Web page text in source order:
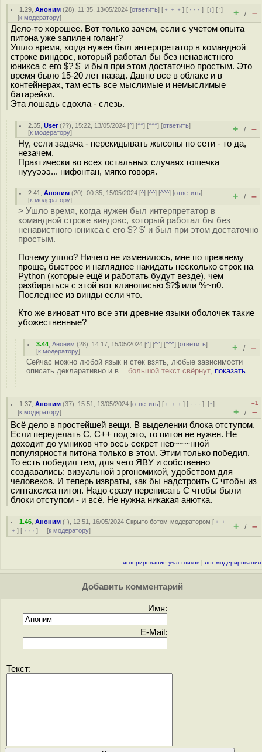
1.29 ,Аноним (28), 11:35, 13/05/2024 [ответить] [ ﹢﹢﹢] [ · · ·][↓] [↑]
[к модератору] + / –
Дело-то хорошее. Вот только зачем, если с учетом опыта
питона уже запилен голанг?
Ушло время, когда нужен был интерпретатор в командной
строке виндовс, который работал бы без ненавистного
юникса с его $? $' и был при этом достаточно простым. Это
время было 15-20 лет назад. Давно все в облаке и в
контейнерах, там есть все мыслимые и немыслимые
батарейки.
Эта лошадь сдохла - слезь.
2.35 ,User(??), 15:22, 13/05/2024 [^] [^^] [^^^] [ответить]
[к модератору] + / –
Ну, если задача - перекидывать жысоны по сети - то да,
незачем.
Практически во всех остальных случаях гошечка
нуууэээ... нифонтан, мягко говоря.
2.41 ,Аноним (20), 00:35, 15/05/2024 [^] [^^] [^^^] [ответить]
[к модератору] + / –
> Ушло время, когда нужен был интерпретатор в
командной строке виндовс, который работал бы без
ненавистного юникса с его $? $' и был при этом достаточно
простым.
Почему ушло? Ничего не изменилось, мне по прежнему
проще, быстрее и нагляднее накидать несколько строк на
Python (которые ещё и работать будут везде), чем
разбираться с этой вот клинописью $?$ или %~n0.
Последнее из винды если что.
Кто же виноват что все эти древние языки оболочек такие
убожественные?
3.44 ,Аноним (28), 14:17, 15/05/2024 [^] [^^] [^^^] [ответить]
[к модератору] + / –
Сейчас можно любой язык и стек взять, любые зависимости
описать декларативно и в... большой текст свёрнут, показать
1.37 ,Аноним (37), 15:51, 13/05/2024 [ответить] [ ﹢﹢﹢] [ · · ·][↑]
[к модератору]
–1
+ / –
Всё дело в простейшей вещи. В выделении блока отступом.
Если переделать С, С++ под это, то питон не нужен. Не
доходит до умников что весь секрет нев~~~нной
популярности питона только в этом. Этим только победил.
То есть победил тем, для чего ЯВУ и собственно
создавались: визуальной эргономикой, удобством для
человеков. И теперь извраты, как бы надстроить С чтобы из
синтаксиса питон. Надо сразу переписать С чтобы были
блоки отступом - и всё. Не нужна никакая анютка.
1.46 ,Аноним (-), 12:51, 16/05/2024Скрыто ботом-модератором [ ﹢﹢
﹢ ] [ · · · ] [к модератору] + / –
игнорирование участников | лог модерирования
Добавить комментарий
Имя:
E-Mail:
Текст: